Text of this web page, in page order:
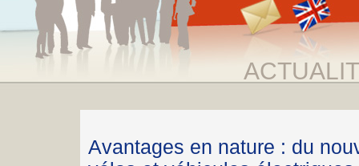
Avantages en nature : du